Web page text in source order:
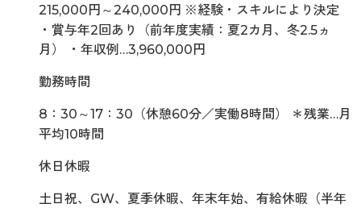
215,000円～240,000円 ※経験・スキルにより決定
・賞与年2回あり（前年度実績：夏2カ月、冬2.5ヵ
月） ・年収例…3,960,000円
勤務時間
8：30～17：30（休憩60分／実働8時間） ＊残業…月
平均10時間
休日休暇
土日祝、GW、夏季休暇、年末年始、有給休暇（半年